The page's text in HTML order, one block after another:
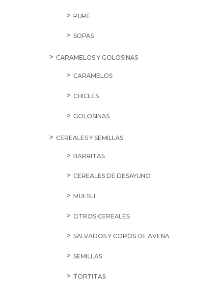
PURÉ
SOPAS
CARAMELOS Y GOLOSINAS
CARAMELOS
CHICLES
GOLOSINAS
CEREALES Y SEMILLAS
BARRITAS
CEREALES DE DESAYUNO
MUESLI
OTROS CEREALES
SALVADOS Y COPOS DE AVENA
SEMILLAS
TORTITAS